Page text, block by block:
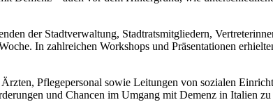
der Stadtverwaltung, Stadtratsmitgliedern,
In zahlreichen Workshops und Präsentationen
Pflegepersonal sowie Leitungen von sozialen
und Chancen im Umgang mit Demenz in Italien